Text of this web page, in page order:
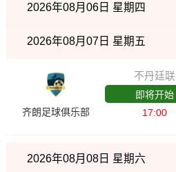
2026年08月06日 星期四
2026年08月07日 星期五
齐朗足球俱乐部
不丹廷联
即将开始
17:00
2026年08月08日 星期六